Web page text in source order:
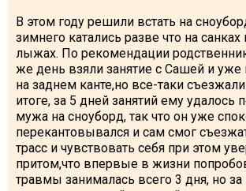
В этом году решили встать на
зимнего катались разве что на
лыжах. По рекомендации
же день взяли занятие с Сашей и уже
на заднем канте,но все-таки
итоге, за 5 дней занятий ему удалось
мужа на сноуборд, так что он уже
перекантовывался и сам смог
трасс и чувствовать себя при этом
притом,что впервые в жизни
травмы занималась всего 3 дня, но